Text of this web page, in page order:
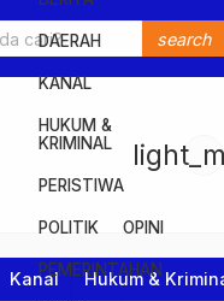
search
DAERAH
KANAL
HUKUM &
KRIMINAL
PERISTIWA
POLITIK OPINI
PEMERINTAHAN
Kanal Hukum &